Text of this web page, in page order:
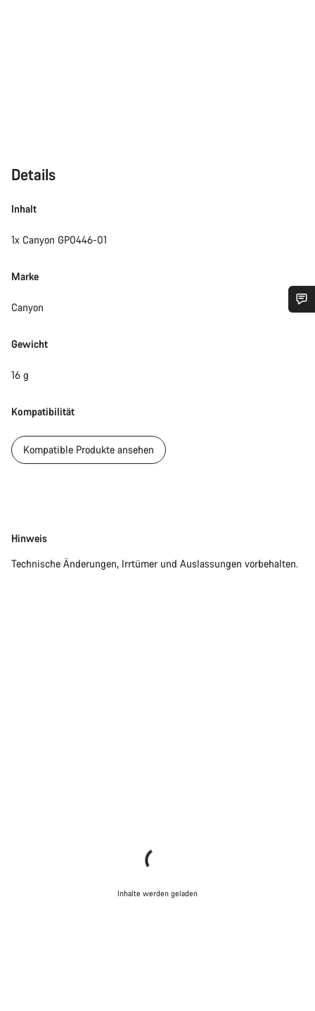
Details
Inhalt
1x Canyon GP0446-01
Marke
Canyon
Gewicht
16 g
Kompatibilität
Kompatible Produkte ansehen
Disclaimer
Hinweis
Technische Änderungen, Irrtümer und Auslassungen vorbehalten.
Inhalte werden geladen
Schließen